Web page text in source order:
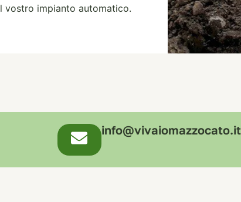
vostro impianto automatico.
info@vivaiomazzocato.it